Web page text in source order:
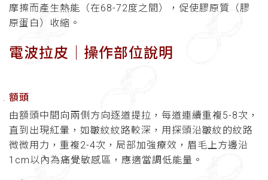
摩擦而產生熱能（在68-72度之間），促使膠原質（膠
原蛋白）收縮。
電波拉皮│操作部位說明
額頭
由額頭中間向兩側方向逐道提拉，每道連續重複5-8次，
直到出現紅暈，如皺紋紋路較深，用探頭沿皺紋的紋路
微微用力，重複2-4次，局部加強療效，眉毛上方邊沿
1cm以內為痛覺敏感區，應適當調低能量。